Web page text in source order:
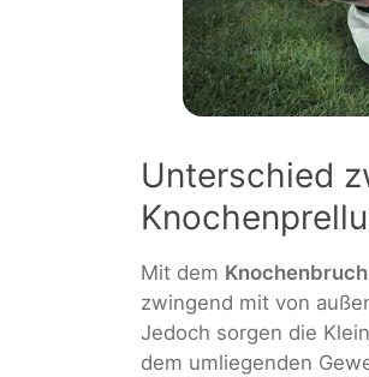
Unterschied
Mit dem Knochenbruch
zwingend mit von
Jedoch sorgen die
dem umliegenden